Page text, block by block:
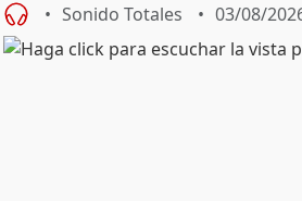
Sonido Totales 03/08/